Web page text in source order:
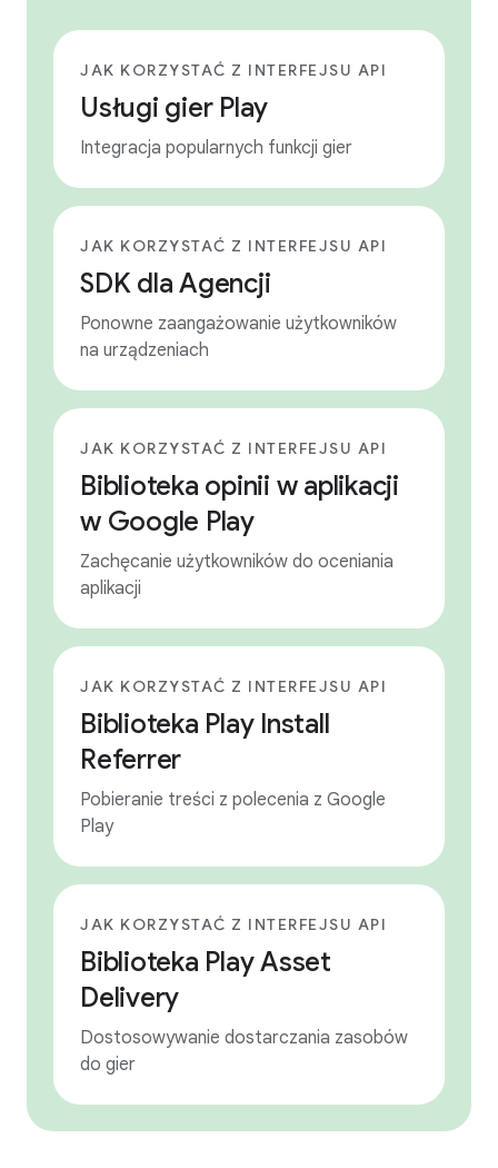
JAK KORZYSTAĆ Z INTERFEJSU API
Usługi gier Play
Integracja popularnych funkcji gier
JAK KORZYSTAĆ Z INTERFEJSU API
SDK dla Agencji
Ponowne zaangażowanie użytkowników
na urządzeniach
JAK KORZYSTAĆ Z INTERFEJSU API
Biblioteka opinii w aplikacji
w Google Play
Zachęcanie użytkowników do oceniania
aplikacji
JAK KORZYSTAĆ Z INTERFEJSU API
Biblioteka Play Install
Referrer
Pobieranie treści z polecenia z Google
Play
JAK KORZYSTAĆ Z INTERFEJSU API
Biblioteka Play Asset
Delivery
Dostosowywanie dostarczania zasobów
do gier